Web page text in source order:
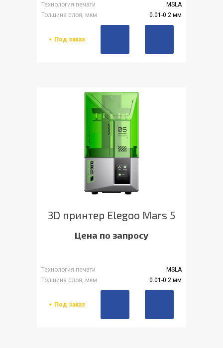
Технология печати
MSLA
Толщина слоя, мкм
0.01-0.2 мм
Под заказ
3D принтер Elegoo Mars 5
Цена по запросу
Технология печати
MSLA
Толщина слоя, мкм
0.01-0.2 мм
Под заказ